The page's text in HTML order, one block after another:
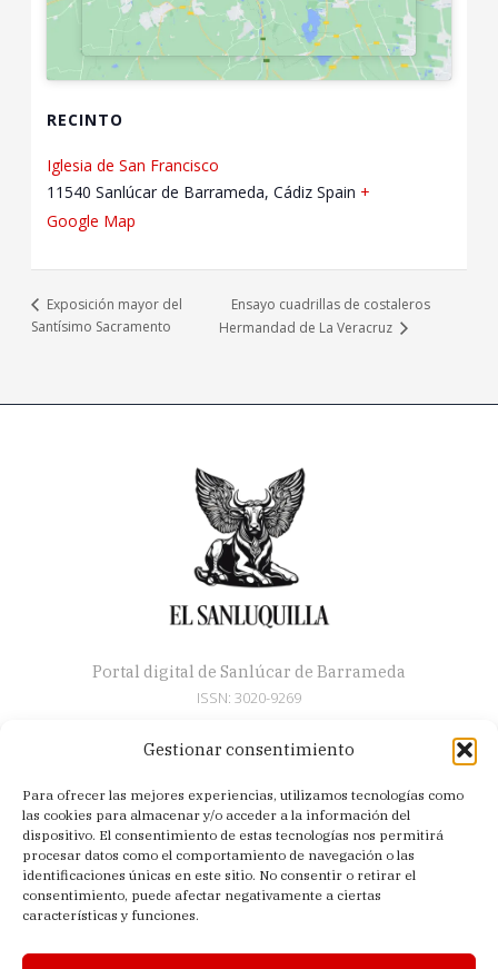
Gestionar consentimiento
Para ofrecer las mejores experiencias, utilizamos tecnologías como
las cookies para almacenar y/o acceder a la información del
dispositivo. El consentimiento de estas tecnologías nos permitirá
procesar datos como el comportamiento de navegación o las
identificaciones únicas en este sitio. No consentir o retirar el
consentimiento, puede afectar negativamente a ciertas
características y funciones.
RECINTO
Iglesia de San Francisco
11540 Sanlúcar de Barrameda, Cádiz Spain +
Google Map
Exposición mayor del
Santísimo Sacramento
Ensayo cuadrillas de costaleros
Hermandad de La Veracruz
Portal digital de Sanlúcar de Barrameda
ISSN: 3020-9269
Artículos
Semana Santa
Nosotros
Acerca de
Política de privacidad